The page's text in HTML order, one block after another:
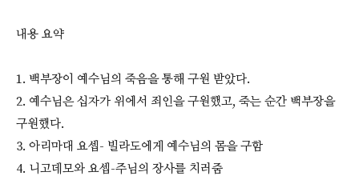
내용 요약
1. 백부장이 예수님의 죽음을 통해 구원 받았다.
2. 예수님은 십자가 위에서 죄인을 구원했고, 죽는 순간 백부장을
구원했다.
3. 아리마대 요셉- 빌라도에게 예수님의 몸을 구함
4. 니고데모와 요셉-주님의 장사를 치러줌